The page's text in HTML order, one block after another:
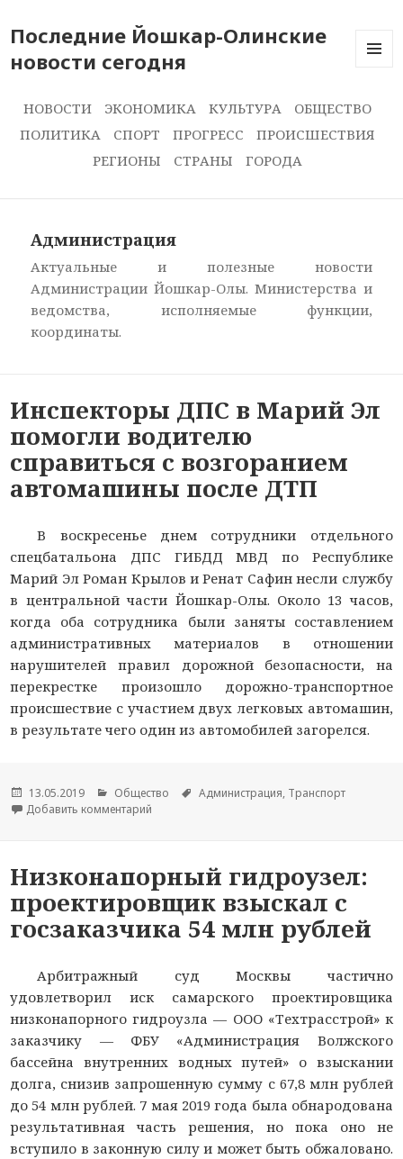
Последние Йошкар-Олинские
новости сегодня
НОВОСТИ ЭКОНОМИКА КУЛЬТУРА
ОБЩЕСТВО
ПОЛИТИКА
СПОРТ ПРОГРЕСС
ПРОИСШЕСТВИЯ
РЕГИОНЫ
СТРАНЫ ГОРОДА
Администрация
Актуальные и полезные новости
Администрации Йошкар-Олы. Министерства и
ведомства, исполняемые функции,
координаты.
Инспекторы ДПС в Марий Эл
помогли водителю
справиться с возгоранием
автомашины после ДТП
В воскресенье днем сотрудники отдельного
спецбатальона ДПС ГИБДД МВД по Республике
Марий Эл Роман Крылов и Ренат Сафин несли службу
в центральной части Йошкар-Олы. Около 13 часов,
когда оба сотрудника были заняты составлением
административных материалов в отношении
нарушителей правил дорожной безопасности, на
перекрестке произошло дорожно-транспортное
происшествие с участием двух легковых автомашин,
в результате чего один из автомобилей загорелся.
Опубликовано
13.05.2019 Рубрики
Общество Метки
Администрация, Транспорт
Добавить комментарий
Низконапорный гидроузел:
проектировщик взыскал с
госзаказчика 54 млн рублей
Арбитражный суд Москвы частично
удовлетворил иск самарского проектировщика
низконапорного гидроузла — ООО «Техтрасстрой» к
заказчику — ФБУ «­Администрация Волжского
бассейна внутренних водных путей» о взыскании
долга, снизив запрошенную сумму с 67,8 млн рублей
до 54 млн рублей. 7 мая 2019 года была обнародована
результативная часть решения, но пока оно не
вступило в законную силу и может быть обжаловано.